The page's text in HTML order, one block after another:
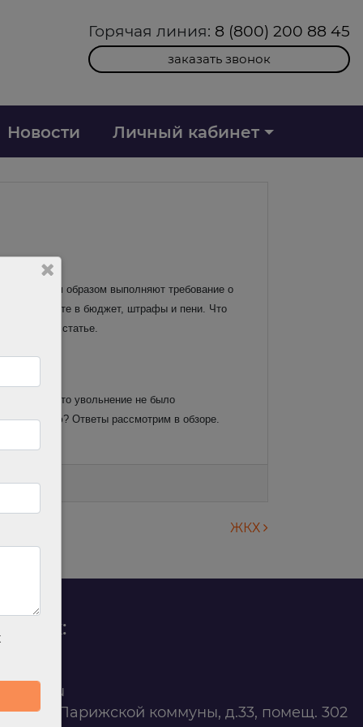
Горячая линия: 8 (800) 200 88 45
заказать звонок
Новости Личный кабинет
образом выполняют требование о
к уплате в бюджет, штрафы и пени. Что
в этой статье.
что увольнение не было
Ответы рассмотрим в обзоре.
ЖКХ
ул. Парижской коммуны, д.33, помещ. 302